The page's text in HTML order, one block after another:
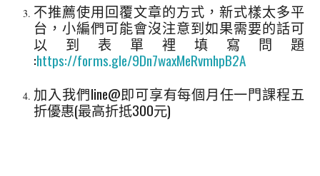
不推薦使用回覆文章的方式，新式樣太多平
台，小編們可能會沒注意到如果需要的話可
以到表單裡填寫問題
:https://forms.gle/9Dn7waxMeRvmhpB2A
加入我們line@即可享有每個月任一門課程五
折優惠(最高折抵300元)